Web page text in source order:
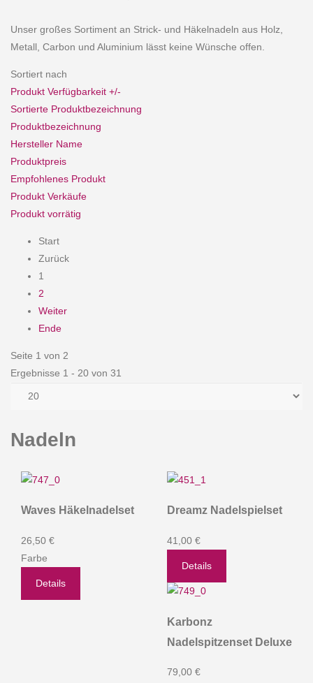
Unser großes Sortiment an Strick- und Häkelnadeln aus Holz,
Metall, Carbon und Aluminium lässt keine Wünsche offen.
Sortiert nach
Produkt Verfügbarkeit +/-
Sortierte Produktbezeichnung
Produktbezeichnung
Hersteller Name
Produktpreis
Empfohlenes Produkt
Produkt Verkäufe
Produkt vorrätig
Start
Zurück
1
2
Weiter
Ende
Seite 1 von 2
Ergebnisse 1 - 20 von 31
Nadeln
Waves Häkelnadelset
26,50 €
Farbe
Details
Dreamz Nadelspielset
41,00 €
Details
Karbonz
Nadelspitzenset Deluxe
79,00 €